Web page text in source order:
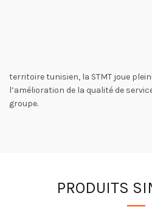
territoire tunisien, la STMT joue
l’amélioration de la qualité de
groupe.
PRODUITS